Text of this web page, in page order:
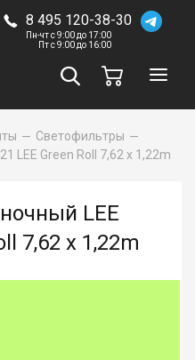
8 495 120-38-30
Пн-чт с 9:00 до 17:00
Пт с 9:00 до 16:00
Светофильтры
LEE Green Roll 7,62 x 1,22m
LEE
7,62 x 1,22m